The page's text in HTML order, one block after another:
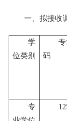
一、拟接收
学
位类别
码
专